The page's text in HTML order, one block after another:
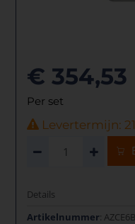
€ 354,53
Per set
Levertermijn:
Details
Artikelnummer: